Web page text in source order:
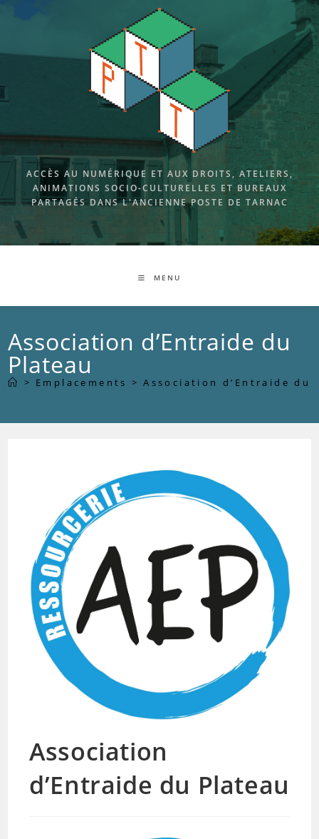
ACCÈS AU NUMÉRIQUE ET AUX DROITS, ATELIERS,
ANIMATIONS SOCIO-CULTURELLES ET BUREAUX
PARTAGÉS DANS L'ANCIENNE POSTE DE TARNAC
MENU
Association d’Entraide du
Plateau
> Emplacements > Association d’Entraide du
Association
d’Entraide du Plateau